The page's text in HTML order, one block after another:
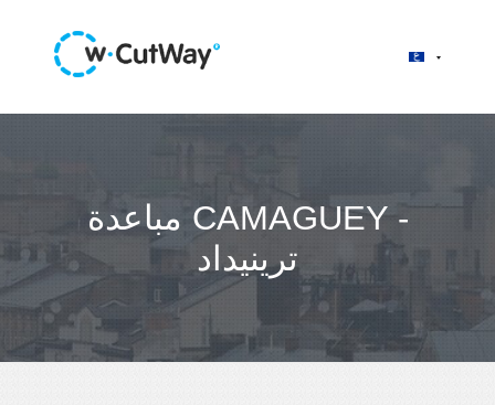
مباعدة CAMAGUEY -
ترينيداد